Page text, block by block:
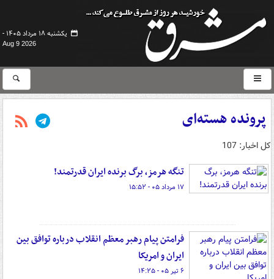
یکشنبه ۱۸ مرداد ۱۴۰۵ -
Aug 9 2026
پرونده هسته‌ای
کل اخبار: 107
تنگه هرمز، برگ برنده ایران قدرتمند!
۱۷ مرداد ۰۵ - ۱۵:۵۲
فرامتن پیام رهبر معظم انقلاب درباره توافق بین
ایران و امریکا
۶ تیر ۰۵ - ۱۴:۲۵